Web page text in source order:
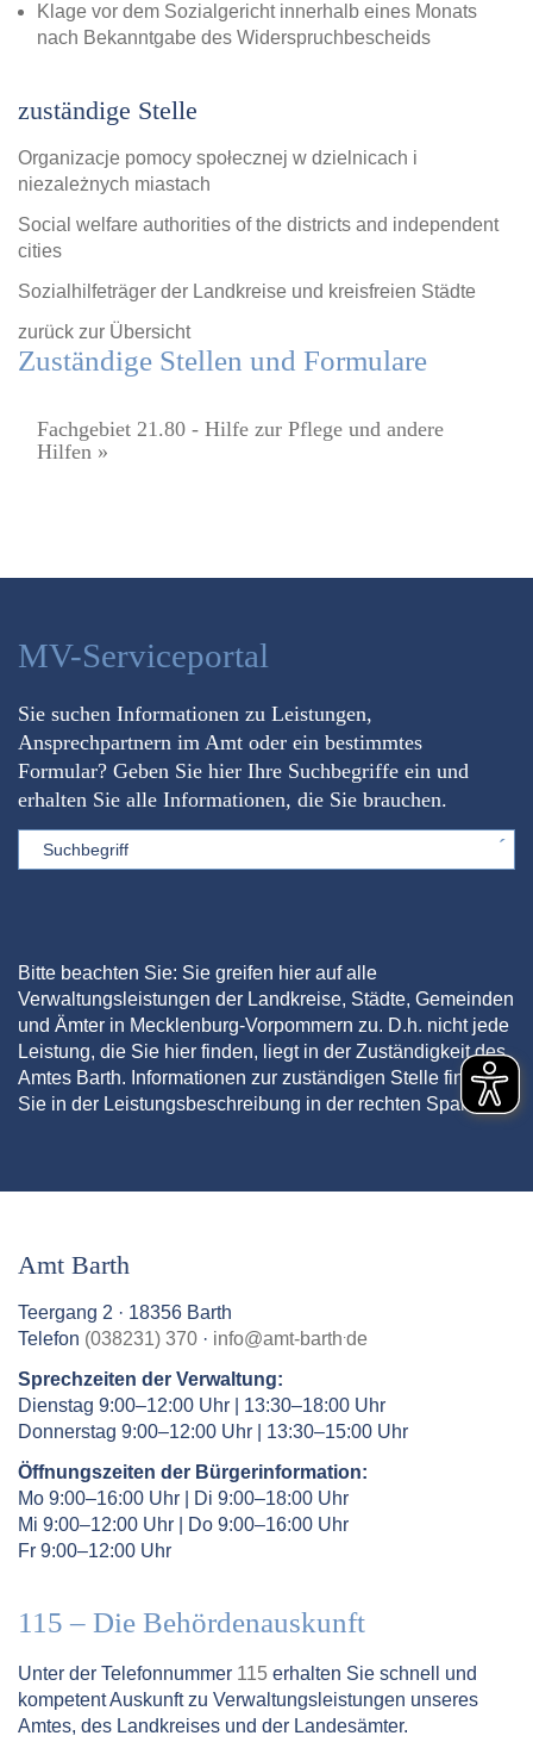
Klage vor dem Sozialgericht innerhalb eines Monats
nach Bekanntgabe des Widerspruchbescheids
zuständige Stelle
Organizacje pomocy społecznej w dzielnicach i
niezależnych miastach
Social welfare authorities of the districts and independent
cities
Sozialhilfeträger der Landkreise und kreisfreien Städte
zurück zur Übersicht
Zuständige Stellen und Formulare
Fachgebiet 21.80 - Hilfe zur Pflege und andere
Hilfen »
MV-Serviceportal
Sie suchen Informationen zu Leistungen,
Ansprechpartnern im Amt oder ein bestimmtes
Formular? Geben Sie hier Ihre Suchbegriffe ein und
erhalten Sie alle Informationen, die Sie brauchen.
Sword
Bitte beachten Sie: Sie greifen hier auf alle
Verwaltungsleistungen der Landkreise, Städte, Gemeinden
und Ämter in Mecklenburg-Vorpommern zu. D.h. nicht jede
Leistung, die Sie hier finden, liegt in der Zuständigkeit des
Amtes Barth. Informationen zur zuständigen Stelle finden
Sie in der Leistungsbeschreibung in der rechten Spalte.
Amt Barth
Teergang 2 · 18356 Barth
Telefon (038231) 370 · info@amt-barth.de
Sprechzeiten der Verwaltung:
Dienstag 9:00–12:00 Uhr | 13:30–18:00 Uhr
Donnerstag 9:00–12:00 Uhr | 13:30–15:00 Uhr
Öffnungszeiten der Bürgerinformation:
Mo 9:00–16:00 Uhr | Di 9:00–18:00 Uhr
Mi 9:00–12:00 Uhr | Do 9:00–16:00 Uhr
Fr 9:00–12:00 Uhr
115 – Die Behördenauskunft
Unter der Telefonnummer 115 erhalten Sie schnell und
kompetent Auskunft zu Verwaltungsleistungen unseres
Amtes, des Landkreises und der Landesämter.